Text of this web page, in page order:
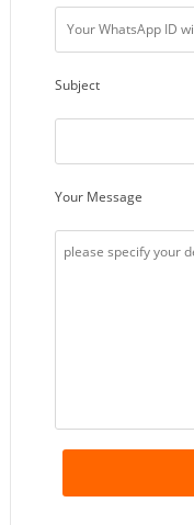
Subject
Your Message